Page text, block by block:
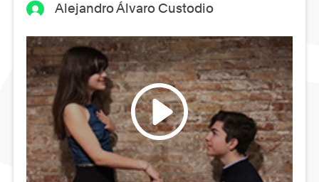
Alejandro Álvaro Custodio